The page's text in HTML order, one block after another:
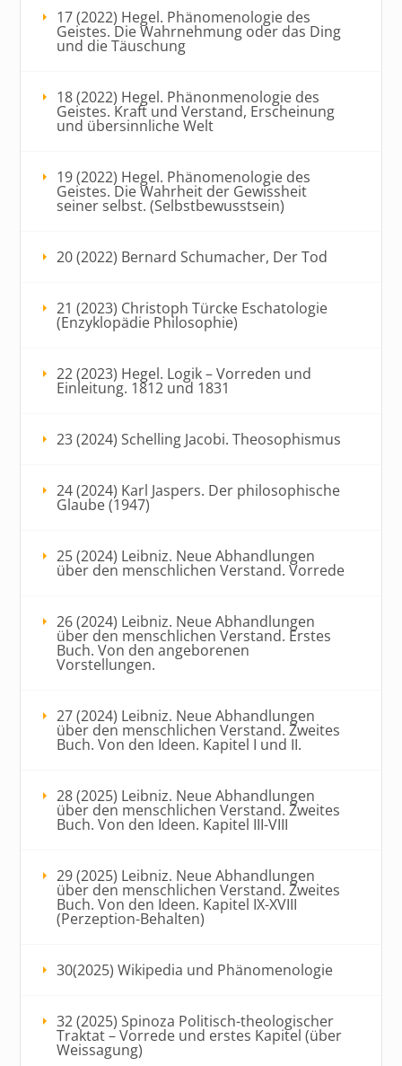
17 (2022) Hegel. Phänomenologie des
Geistes. Die Wahrnehmung oder das Ding
und die Täuschung
18 (2022) Hegel. Phänonmenologie des
Geistes. Kraft und Verstand, Erscheinung
und übersinnliche Welt
19 (2022) Hegel. Phänomenologie des
Geistes. Die Wahrheit der Gewissheit
seiner selbst. (Selbstbewusstsein)
20 (2022) Bernard Schumacher, Der Tod
21 (2023) Christoph Türcke Eschatologie
(Enzyklopädie Philosophie)
22 (2023) Hegel. Logik – Vorreden und
Einleitung. 1812 und 1831
23 (2024) Schelling Jacobi. Theosophismus
24 (2024) Karl Jaspers. Der philosophische
Glaube (1947)
25 (2024) Leibniz. Neue Abhandlungen
über den menschlichen Verstand. Vorrede
26 (2024) Leibniz. Neue Abhandlungen
über den menschlichen Verstand. Erstes
Buch. Von den angeborenen
Vorstellungen.
27 (2024) Leibniz. Neue Abhandlungen
über den menschlichen Verstand. Zweites
Buch. Von den Ideen. Kapitel I und II.
28 (2025) Leibniz. Neue Abhandlungen
über den menschlichen Verstand. Zweites
Buch. Von den Ideen. Kapitel III-VIII
29 (2025) Leibniz. Neue Abhandlungen
über den menschlichen Verstand. Zweites
Buch. Von den Ideen. Kapitel IX-XVIII
(Perzeption-Behalten)
30(2025) Wikipedia und Phänomenologie
32 (2025) Spinoza Politisch-theologischer
Traktat – Vorrede und erstes Kapitel (über
Weissagung)